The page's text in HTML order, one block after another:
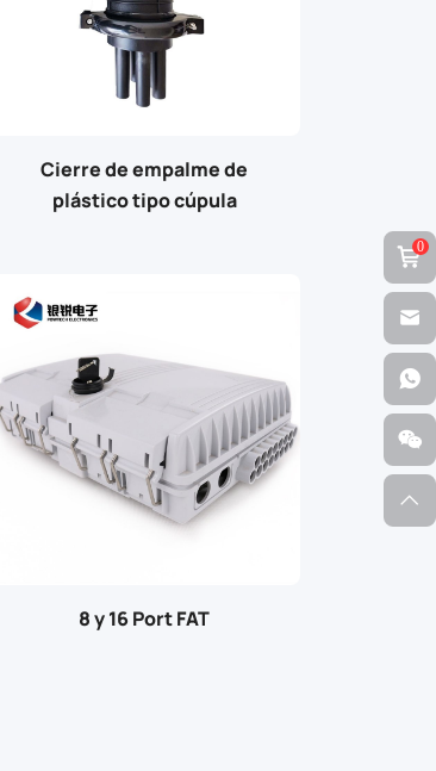
Cierre de empalme de
plástico tipo cúpula
8 y 16 Port FAT
0